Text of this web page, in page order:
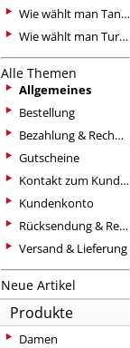
Wie wählt man Tanzsneaker aus?
Wie wählt man Turnschuhe zum Tanzen aus?
Alle Themen
Allgemeines
Bestellung
Bezahlung & Rechnung
Gutscheine
Kontakt zum Kundenservice
Kundenkonto
Rücksendung & Reklamation
Versand & Lieferung
Neue Artikel
Produkte
Damen